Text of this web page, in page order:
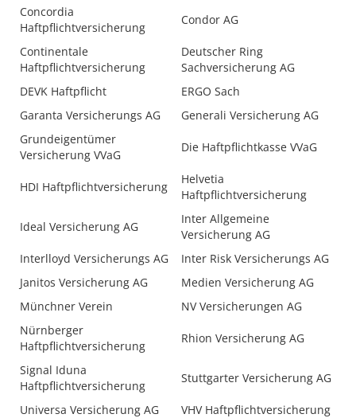
Concordia
Haftpflichtversicherung
Condor AG
Continentale
Haftpflichtversicherung
Deutscher Ring
Sachversicherung AG
DEVK Haftpflicht
ERGO Sach
Garanta Versicherungs AG
Generali Versicherung AG
Grundeigentümer
Versicherung VVaG
Die Haftpflichtkasse VVaG
HDI Haftpflichtversicherung
Helvetia
Haftpflichtversicherung
Ideal Versicherung AG
Inter Allgemeine
Versicherung AG
Interlloyd Versicherungs AG
Inter Risk Versicherungs AG
Janitos Versicherung AG
Medien Versicherung AG
Münchner Verein
NV Versicherungen AG
Nürnberger
Haftpflichtversicherung
Rhion Versicherung AG
Signal Iduna
Haftpflichtversicherung
Stuttgarter Versicherung AG
Universa Versicherung AG
VHV Haftpflichtversicherung